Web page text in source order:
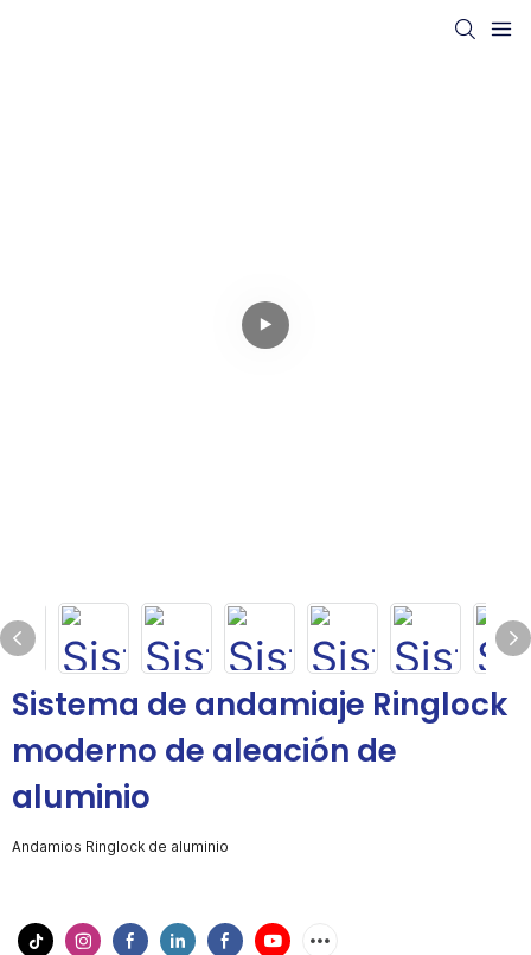
Sistema de andamiaje Ringlock
moderno de aleación de
aluminio
Andamios Ringlock de aluminio